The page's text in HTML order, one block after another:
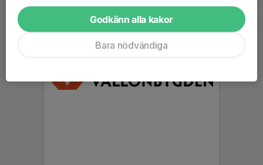
Godkänn alla kakor
Bara nödvändiga